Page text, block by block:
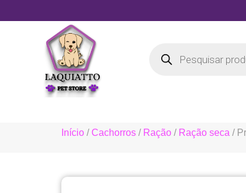
Início /Cachorros / Ração / Ração seca /